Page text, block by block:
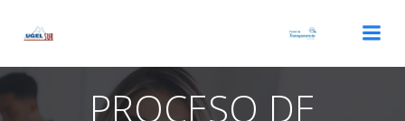
PROCESO DE